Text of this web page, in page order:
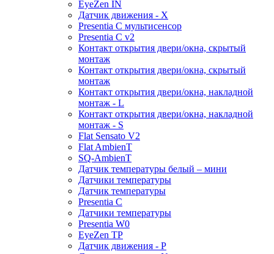
EyeZen IN
Датчик движения - X
Presentia C мультисенсор
Presentia C v2
Контакт открытия двери/окна, скрытый
монтаж
Контакт открытия двери/окна, скрытый
монтаж
Контакт открытия двери/окна, накладной
монтаж - L
Контакт открытия двери/окна, накладной
монтаж - S
Flat Sensato V2
Flat AmbienT
SQ-AmbienT
Датчик температуры белый – мини
Датчики температуры
Датчик температуры
Presentia C
Датчики температуры
Presentia W0
EyeZen TP
Датчик движения - P